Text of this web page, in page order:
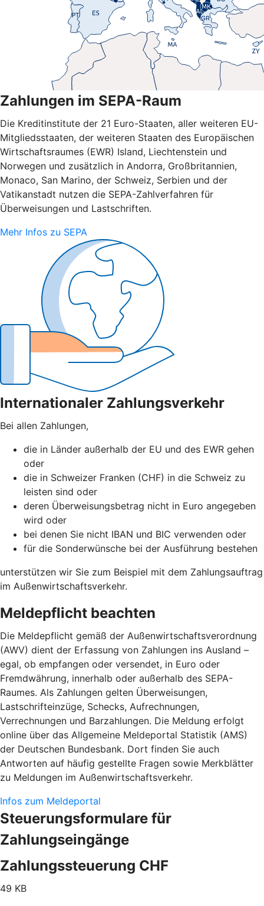
Zahlungen im SEPA-Raum
Die Kreditinstitute der 21 Euro-Staaten, aller weiteren EU-
Mitgliedsstaaten, der weiteren Staaten des Europäischen
Wirtschaftsraumes (EWR) Island, Liechtenstein und
Norwegen und zusätzlich in Andorra, Großbritannien,
Monaco, San Marino, der Schweiz, Serbien und der
Vatikanstadt nutzen die SEPA-Zahlverfahren für
Überweisungen und Lastschriften.
Mehr Infos zu SEPA
Internationaler Zahlungsverkehr
Bei allen Zahlungen,
die in Länder außerhalb der EU und des EWR gehen
oder
die in Schweizer Franken (CHF) in die Schweiz zu
leisten sind oder
deren Überweisungsbetrag nicht in Euro angegeben
wird oder
bei denen Sie nicht IBAN und BIC verwenden oder
für die Sonderwünsche bei der Ausführung bestehen
unterstützen wir Sie zum Beispiel mit dem Zahlungsauftrag
im Außenwirtschaftsverkehr.
Meldepflicht beachten
Die Meldepflicht gemäß der Außenwirtschaftsverordnung
(AWV) dient der Erfassung von Zahlungen ins Ausland –
egal, ob empfangen oder versendet, in Euro oder
Fremdwährung, innerhalb oder außerhalb des SEPA-
Raumes. Als Zahlungen gelten Überweisungen,
Lastschrifteinzüge, Schecks, Aufrechnungen,
Verrechnungen und Barzahlungen. Die Meldung erfolgt
online über das Allgemeine Meldeportal Statistik (AMS)
der Deutschen Bundesbank. Dort finden Sie auch
Antworten auf häufig gestellte Fragen sowie Merkblätter
zu Meldungen im Außenwirtschaftsverkehr.
Infos zum Meldeportal
Steuerungsformulare für
Zahlungseingänge
Zahlungssteuerung CHF
49 KB